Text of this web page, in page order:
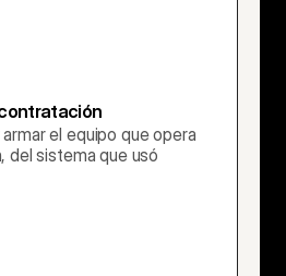
el equipo que opera
del sistema que usó